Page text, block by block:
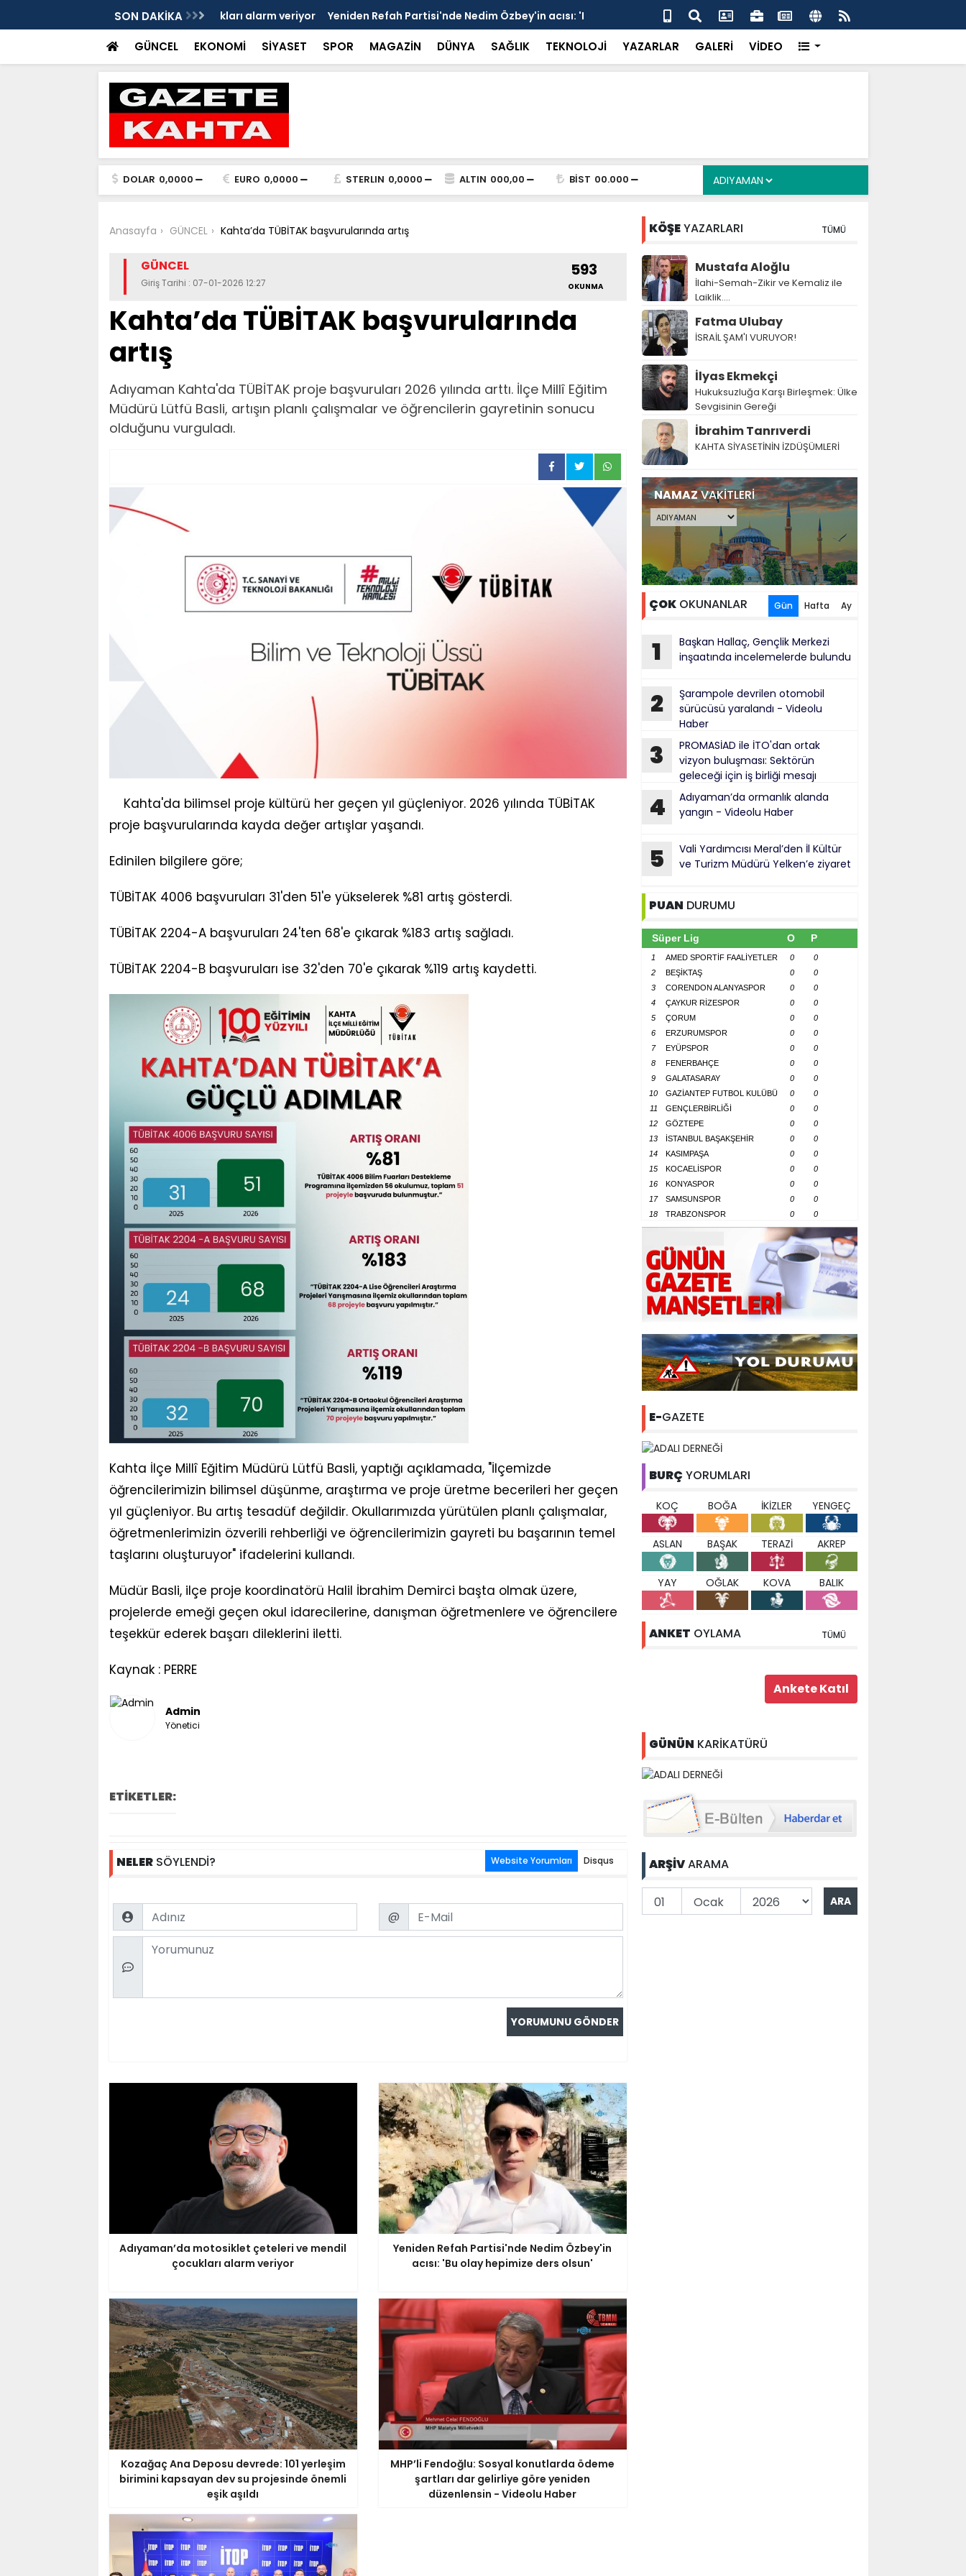
SON DAKİKA
ve mendil çocukları alarm veriyor
Yeniden Refah Partisi'nde Nedim Özbey'in acısı: 'Bu olay hepimize
ders olsun'
Kozağaç Ana Deposu devrede: 101 yerleşim birimini kapsayan dev su
projesinde önemli eşik aşıldı
GÜNCEL EKONOMİ SİYASET SPOR MAGAZİN DÜNYA SAĞLIK TEKNOLOJİ YAZARLAR GALERİ VİDEO
DOLAR 0,0000 EURO 0,0000 STERLIN 0,0000 ALTIN 000,00 BİST 00.000
Anasayfa GÜNCEL Kahta’da TÜBİTAK başvurularında artış
GÜNCEL
Giriş Tarihi : 07-01-2026 12:27
593
OKUNMA
Kahta’da TÜBİTAK başvurularında
artış
Adıyaman Kahta'da TÜBİTAK proje başvuruları 2026 yılında arttı. İlçe Millî Eğitim
Müdürü Lütfü Basli, artışın planlı çalışmalar ve öğrencilerin gayretinin sonucu
olduğunu vurguladı.
Kahta'da bilimsel proje kültürü her geçen yıl güçleniyor. 2026 yılında TÜBİTAK
proje başvurularında kayda değer artışlar yaşandı.
Edinilen bilgilere göre;
TÜBİTAK 4006 başvuruları 31'den 51'e yükselerek %81 artış gösterdi.
TÜBİTAK 2204-A başvuruları 24'ten 68'e çıkarak %183 artış sağladı.
TÜBİTAK 2204-B başvuruları ise 32'den 70'e çıkarak %119 artış kaydetti.
Kahta İlçe Millî Eğitim Müdürü Lütfü Basli, yaptığı açıklamada, "İlçemizde
öğrencilerimizin bilimsel düşünme, araştırma ve proje üretme becerileri her geçen
yıl güçleniyor. Bu artış tesadüf değildir. Okullarımızda yürütülen planlı çalışmalar,
öğretmenlerimizin özverili rehberliği ve öğrencilerimizin gayreti bu başarının temel
taşlarını oluşturuyor" ifadelerini kullandı.
Müdür Basli, ilçe proje koordinatörü Halil İbrahim Demirci başta olmak üzere,
projelerde emeği geçen okul idarecilerine, danışman öğretmenlere ve öğrencilere
teşekkür ederek başarı dileklerini iletti.
Kaynak : PERRE
Admin
Yönetici
ETİKETLER:
NELERSÖYLENDİ? Website Yorumları Disqus
Name Email
@
Comment
Adıyaman’da motosiklet çeteleri ve mendil
çocukları alarm veriyor
Yeniden Refah Partisi'nde Nedim Özbey'in
acısı: 'Bu olay hepimize ders olsun'
Kozağaç Ana Deposu devrede: 101 yerleşim
birimini kapsayan dev su projesinde önemli
eşik aşıldı
MHP’li Fendoğlu: Sosyal konutlarda ödeme
şartları dar gelirliye göre yeniden
düzenlensin - Videolu Haber
KÖŞEYAZARLARI TÜMÜ
Mustafa Aloğlu
İlahi-Semah-Zikir ve Kemaliz ile
Laiklik….
Fatma Ulubay
İSRAİL ŞAM'I VURUYOR!
İlyas Ekmekçi
Hukuksuzluğa Karşı Birleşmek: Ülke
Sevgisinin Gereği
İbrahim Tanrıverdi
KAHTA SİYASETİNİN İZDÜŞÜMLERİ
NAMAZVAKİTLERİ
ÇOKOKUNANLAR Gün Hafta Ay
1
Başkan Hallaç, Gençlik Merkezi
inşaatında incelemelerde bulundu
2
Şarampole devrilen otomobil
sürücüsü yaralandı - Videolu
Haber
3
PROMASİAD ile İTO'dan ortak
vizyon buluşması: Sektörün
geleceği için iş birliği mesajı
4
Adıyaman’da ormanlık alanda
yangın - Videolu Haber
5
Vali Yardımcısı Meral’den İl Kültür
ve Turizm Müdürü Yelken’e ziyaret
PUAN DURUMU
Süper Lig O P
1 AMED SPORTİF FAALİYETLER 0
0
2
BEŞİKTAŞ 0
0
3
CORENDON ALANYASPOR 0
0
4
ÇAYKUR RİZESPOR 0
0
5
ÇORUM 0
0
6
ERZURUMSPOR 0
0
7
EYÜPSPOR 0
0
8
FENERBAHÇE 0
0
9
GALATASARAY 0
0
10
GAZİANTEP FUTBOL KULÜBÜ 0
0
11
GENÇLERBİRLİĞİ 0
0
12
GÖZTEPE 0
0
13
İSTANBUL BAŞAKŞEHİR 0
0
14
KASIMPAŞA 0
0
15
KOCAELİSPOR 0
0
16
KONYASPOR 0
0
17
SAMSUNSPOR 0
0
18
TRABZONSPOR 0 0
E-GAZETE
BURÇ YORUMLARI
KOÇ BOĞA İKİZLER YENGEÇ
ASLAN BAŞAK TERAZİ AKREP
YAY OĞLAK KOVA BALIK
ANKET OYLAMA TÜMÜ
GÜNÜN KARİKATÜRÜ
ARŞİVARAMA